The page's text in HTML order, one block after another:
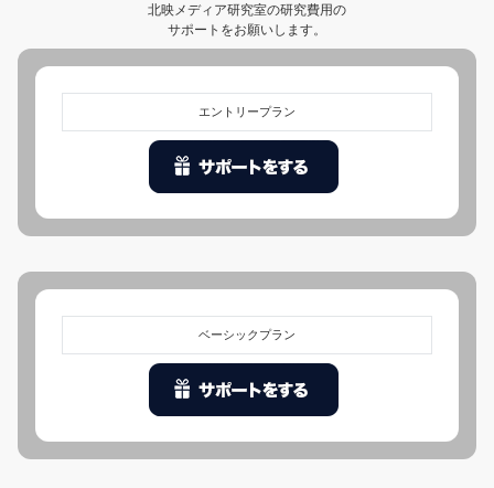
北映メディア研究室の研究費用の
サポートをお願いします。
エントリープラン
ベーシックプラン